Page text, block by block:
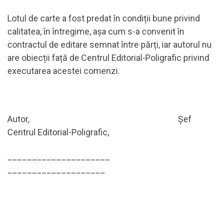
Lotul de carte a fost predat în condiții bune privind
calitatea, în întregime, așa cum s-a convenit în
contractul de editare semnat între părți, iar autorul nu
are obiecții față de Centrul Editorial-Poligrafic privind
executarea acestei comenzi.
Autor, Şef
Centrul Editorial-Poligrafic,